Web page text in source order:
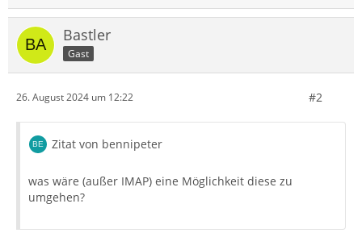
Bastler
Gast
26. August 2024 um 12:22 #2
Zitat von bennipeter
was wäre (außer IMAP) eine Möglichkeit diese zu
umgehen?